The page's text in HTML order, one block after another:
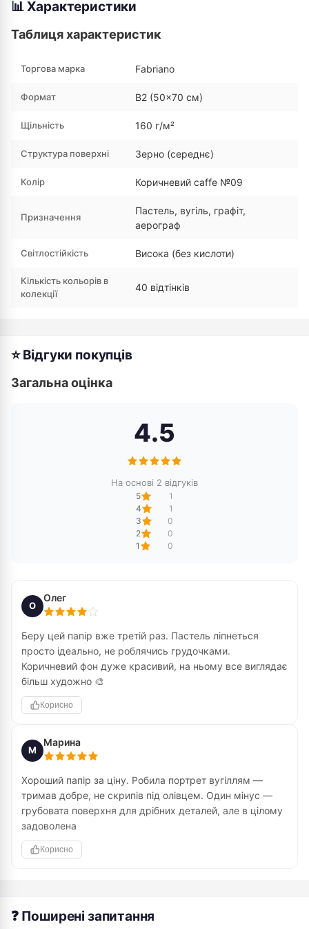
📊 Характеристики
Таблиця характеристик
Торгова марка Fabriano
Формат В2 (50×70 см)
Щільність 160 г/м²
Структура поверхні Зерно (середнє)
Колір Коричневий caffe №09
Призначення
Пастель, вугіль, графіт,
аерограф
Світлостійкість Висока (без кислоти)
Кількість кольорів в
колекції
40 відтінків
⭐ Відгуки покупців
Загальна оцінка
4.5
На основі 2 відгуків
5
1
4
1
3
0
2
0
1
0
О
Олег
Беру цей папір вже третій раз. Пастель ліпнеться
просто ідеально, не роблячись грудочками.
Коричневий фон дуже красивий, на ньому все виглядає
більш художно 🎨
Корисно
М
Марина
Хороший папір за ціну. Робила портрет вугіллям —
тримав добре, не скрипів під олівцем. Один мінус —
грубовата поверхня для дрібних деталей, але в цілому
задоволена
Корисно
❓ Поширені запитання